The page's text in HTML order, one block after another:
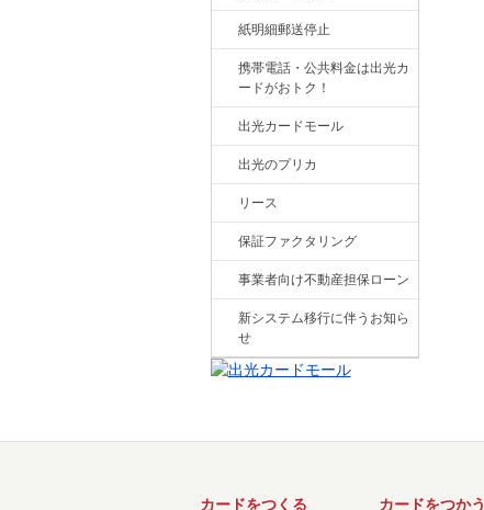
紙明細郵送停止
携帯電話・公共料金は出光カ
ードがおトク！
出光カードモール
出光のプリカ
リース
保証ファクタリング
事業者向け不動産担保ローン
新システム移行に伴うお知ら
せ
カードをつくる カードをつかう